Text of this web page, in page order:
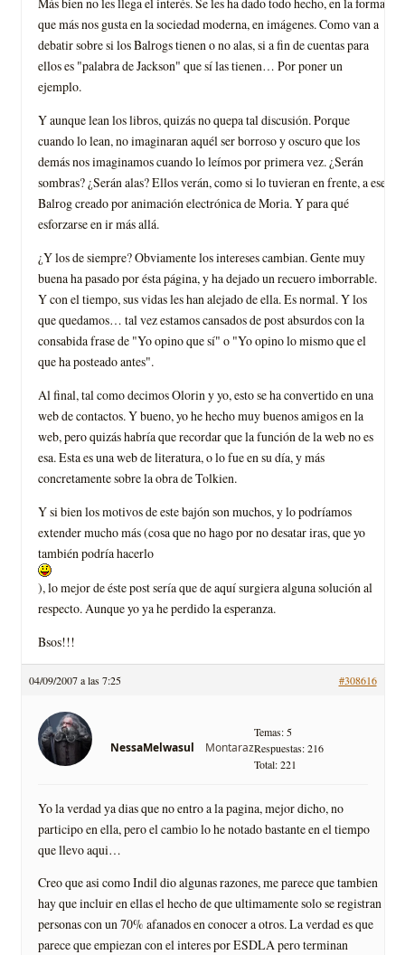
que más nos gusta en la sociedad moderna, en imágenes. Como van a
debatir sobre si los Balrogs tienen o no alas, si a fin de cuentas para
ellos es "palabra de Jackson" que sí las tienen… Por poner un
ejemplo.
Y aunque lean los libros, quizás no quepa tal discusión. Porque
cuando lo lean, no imaginaran aquél ser borroso y oscuro que los
demás nos imaginamos cuando lo leímos por primera vez. ¿Serán
sombras? ¿Serán alas? Ellos verán, como si lo tuvieran en frente, a ese
Balrog creado por animación electrónica de Moria. Y para qué
esforzarse en ir más allá.
¿Y los de siempre? Obviamente los intereses cambian. Gente muy
buena ha pasado por ésta página, y ha dejado un recuero imborrable.
Y con el tiempo, sus vidas les han alejado de ella. Es normal. Y los
que quedamos… tal vez estamos cansados de post absurdos con la
consabida frase de "Yo opino que sí" o "Yo opino lo mismo que el
que ha posteado antes".
Al final, tal como decimos Olorin y yo, esto se ha convertido en una
web de contactos. Y bueno, yo he hecho muy buenos amigos en la
web, pero quizás habría que recordar que la función de la web no es
esa. Esta es una web de literatura, o lo fue en su día, y más
concretamente sobre la obra de Tolkien.
Y si bien los motivos de este bajón son muchos, y lo podríamos
extender mucho más (cosa que no hago por no desatar iras, que yo
también podría hacerlo
), lo mejor de éste post sería que de aquí surgiera alguna solución al
respecto. Aunque yo ya he perdido la esperanza.
Bsos!!!
04/09/2007 a las 7:25 #308616
NessaMelwasul Montaraz
Temas: 5
Respuestas: 216
Total: 221
Yo la verdad ya dias que no entro a la pagina, mejor dicho, no
participo en ella, pero el cambio lo he notado bastante en el tiempo
que llevo aqui…
Creo que asi como Indil dio algunas razones, me parece que tambien
hay que incluir en ellas el hecho de que ultimamente solo se registran
personas con un 70% afanados en conocer a otros. La verdad es que
parece que empiezan con el interes por ESDLA pero terminan